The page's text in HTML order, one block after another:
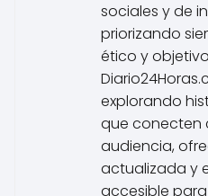
sociales y de
priorizando
ético y
explorando
que conecten
audiencia,
actualizada y
accesible